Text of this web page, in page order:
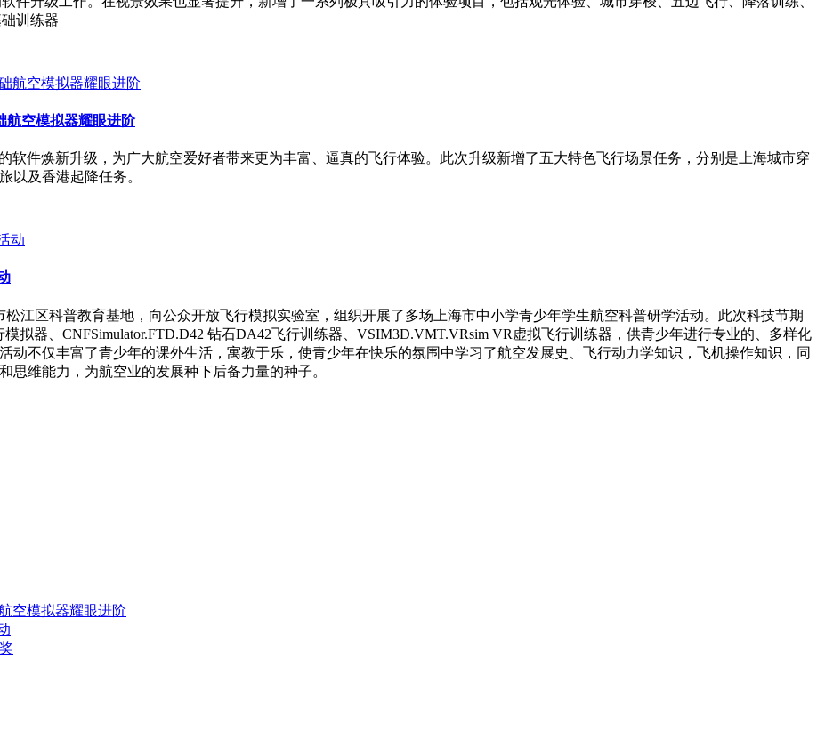
训练器
航空模拟器耀眼进阶
软件焕新升级，为广大航空爱好者带来更为丰富、逼真的飞行体验。此次升级新增了五大特色飞行场景任务，分别是上海城市穿
以及香港起降任务。
江区科普教育基地，向公众开放飞行模拟实验室，组织开展了多场上海市中小学青少年学生航空科普研学活动。此次科技节期
拟器、CNFSimulator.FTD.D42 钻石DA42飞行训练器、VSIM3D.VMT.VRsim VR虚拟飞行训练器，供青少年进行专业的、多样化
动不仅丰富了青少年的课外生活，寓教于乐，使青少年在快乐的氛围中学习了航空发展史、飞行动力学知识，飞机操作知识，同
维能力，为航空业的发展种下后备力量的种子。
空模拟器耀眼进阶